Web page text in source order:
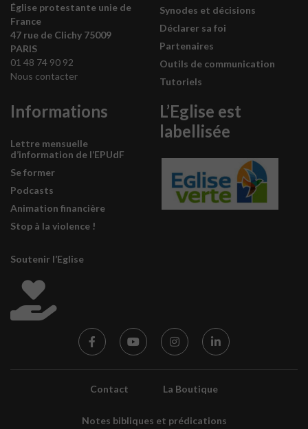
Église protestante unie de
France
47 rue de Clichy 75009
PARIS
01 48 74 90 92
Nous contacter
Synodes et décisions
Déclarer sa foi
Partenaires
Outils de communication
Tutoriels
Informations
Lettre mensuelle
d’information de l’EPUdF
Se former
Podcasts
Animation financière
Stop à la violence !
Soutenir l’Eglise
L’Eglise est
labellisée
Contact La Boutique
Notes bibliques et prédications